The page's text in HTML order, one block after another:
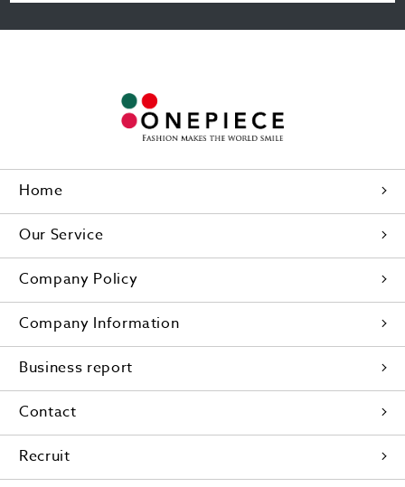
Home
Our Service
Company Policy
Company Information
Business report
Contact
Recruit